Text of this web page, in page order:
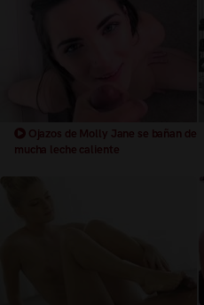
Ojazos de Molly Jane se bañan de
mucha leche caliente